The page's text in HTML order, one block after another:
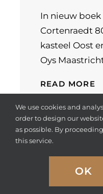
In nieuw
Cortenraedt
kasteel Oost
Oys
READ MORE
We use cookies and
order to design our
as possible. By
this service.
OK